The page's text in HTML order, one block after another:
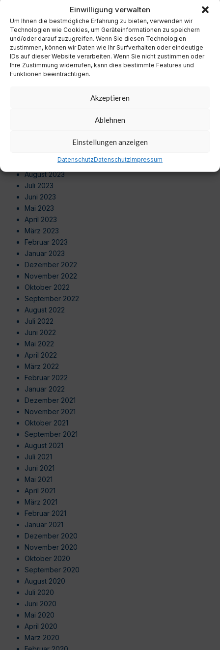
Einwilligung verwalten
Um Ihnen die bestmögliche Erfahrung zu bieten, verwenden wir
Technologien wie Cookies, um Geräteinformationen zu speichern
und/oder darauf zuzugreifen. Wenn Sie diesen Technologien
zustimmen, können wir Daten wie Ihr Surfverhalten oder eindeutige
IDs auf dieser Website verarbeiten. Wenn Sie nicht zustimmen oder
Ihre Zustimmung widerrufen, kann dies bestimmte Features und
Funktionen beeinträchtigen.
Akzeptieren
Ablehnen
Einstellungen anzeigen
DatenschutzDatenschutzImpressum
September 2024
August 2024
Juli 2024
Juni 2024
Mai 2024
November 2023
September 2023
August 2023
Juli 2023
Juni 2023
Mai 2023
April 2023
März 2023
Februar 2023
Januar 2023
Dezember 2022
November 2022
Oktober 2022
September 2022
August 2022
Juli 2022
Juni 2022
Mai 2022
April 2022
März 2022
Februar 2022
Januar 2022
Dezember 2021
November 2021
Oktober 2021
September 2021
August 2021
Juli 2021
Juni 2021
Mai 2021
April 2021
März 2021
Februar 2021
Januar 2021
Dezember 2020
November 2020
Oktober 2020
September 2020
August 2020
Juli 2020
Juni 2020
Mai 2020
April 2020
März 2020